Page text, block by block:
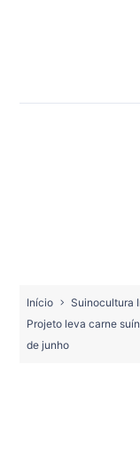
Início
Suinocultura
Projeto leva carne
de junho